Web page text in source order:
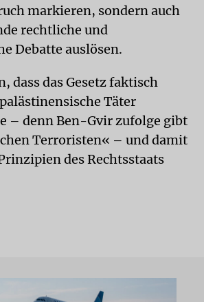
markieren, sondern auch
rechtliche und
Debatte auslösen.
dass das Gesetz faktisch
Täter
– denn Ben-Gvir zufolge gibt
Terroristen« – und damit
des Rechtsstaats